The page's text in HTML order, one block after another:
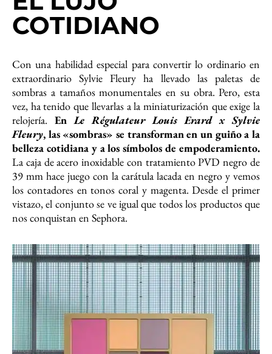
COTIDIANO
Con una habilidad especial para convertir lo ordinario en
extraordinario Sylvie Fleury ha llevado las paletas de
sombras a tamaños monumentales en su obra. Pero, esta
vez, ha tenido que llevarlas a la miniaturización que exige la
relojería. En Le Régulateur Louis Erard x Sylvie
Fleury, las «sombras» se transforman en un guiño a la
belleza cotidiana y a los símbolos de empoderamiento.
La caja de acero inoxidable con tratamiento PVD negro de
39 mm hace juego con la carátula lacada en negro y vemos
los contadores en tonos coral y magenta. Desde el primer
vistazo, el conjunto se ve igual que todos los productos que
nos conquistan en Sephora.